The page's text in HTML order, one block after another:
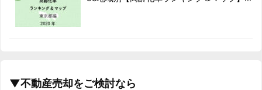
2019/03
2019/04 8.7%
▼不動産売却をご検討なら